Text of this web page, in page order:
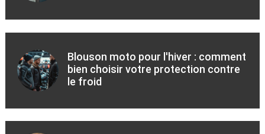
Blouson moto pour l'hiver : comment
bien choisir votre protection contre
le froid